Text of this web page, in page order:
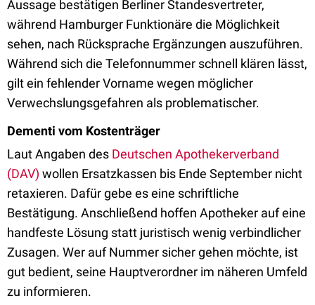
Aussage bestätigen Berliner Standesvertreter,
während Hamburger Funktionäre die Möglichkeit
sehen, nach Rücksprache Ergänzungen auszuführen.
Während sich die Telefonnummer schnell klären lässt,
gilt ein fehlender Vorname wegen möglicher
Verwechslungsgefahren als problematischer.
Dementi vom Kostenträger
Laut Angaben des Deutschen Apothekerverband
(DAV) wollen Ersatzkassen bis Ende September nicht
retaxieren. Dafür gebe es eine schriftliche
Bestätigung. Anschließend hoffen Apotheker auf eine
handfeste Lösung statt juristisch wenig verbindlicher
Zusagen. Wer auf Nummer sicher gehen möchte, ist
gut bedient, seine Hauptverordner im näheren Umfeld
zu informieren.